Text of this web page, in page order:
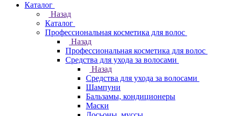
Каталог
Назад
Каталог
Профессиональная косметика для волос
Назад
Профессиональная косметика для волос
Средства для ухода за волосами
Назад
Средства для ухода за волосами
Шампуни
Бальзамы, кондиционеры
Маски